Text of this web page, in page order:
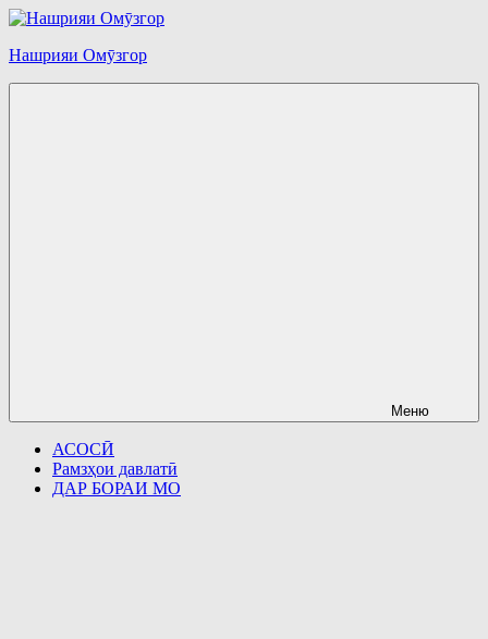
Перейти
содержимому
Нашрияи Омӯзгор
Меню
АСОСӢ
Рамзҳои давлатӣ
ДАР БОРАИ МО